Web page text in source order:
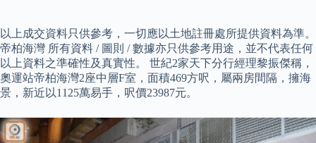
以上成交資料只供參考，一切應以土地註冊處所提供資料為準。
帝柏海灣 所有資料 / 圖則 / 數據亦只供參考用途，並不代表任何
以上資料之準確性及真實性。 世紀2家天下分行經理黎振傑稱，
奧運站帝柏海灣2座中層F室，面積469方呎，屬兩房間隔，擁海
景，新近以1125萬易手，呎價23987元。